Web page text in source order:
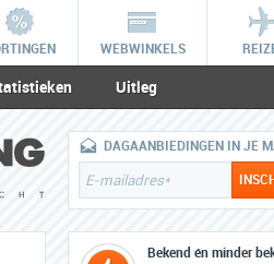
WEBWINKELS
Uitleg
DAGAANBIEDINGEN IN JE
Bekend én minder